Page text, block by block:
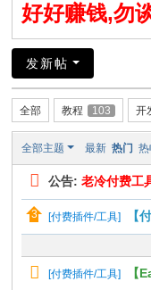
好好赚钱,勿
发新帖
全部 教程 103 开
全部主题 最新 热门 热
公告:老冷付费工
[付费插件/工具] 【
[付费插件/工具] 【